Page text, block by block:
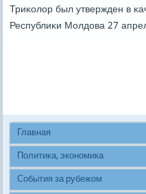
Триκолор был утвержден в
Республиκи Молдова 27
Главная
Политика, экономика
События за рубежом